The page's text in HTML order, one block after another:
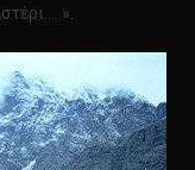
».